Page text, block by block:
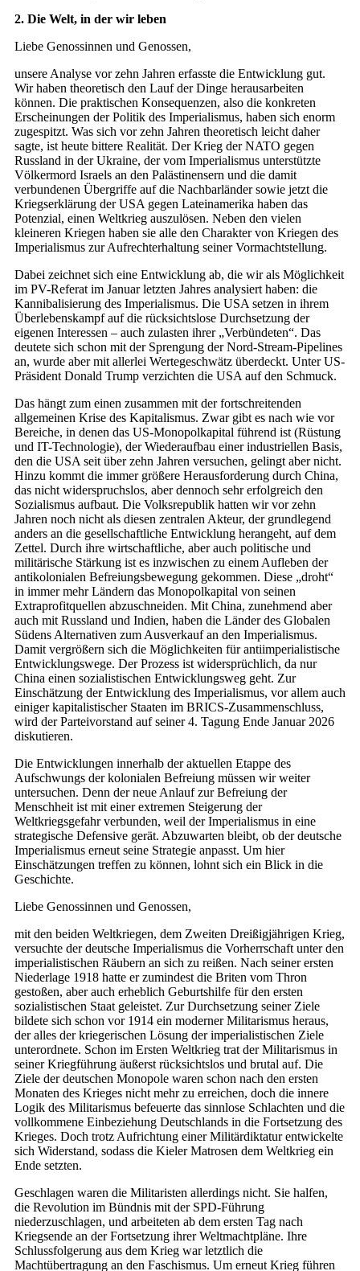
2. Die Welt, in der wir leben
Liebe Genossinnen und Genossen,
unsere Analyse vor zehn Jahren erfasste die Entwicklung gut.
Wir haben theoretisch den Lauf der Dinge herausarbeiten
können. Die praktischen Konsequenzen, also die konkreten
Erscheinungen der Politik des Imperialismus, haben sich enorm
zugespitzt. Was sich vor zehn Jahren theoretisch leicht daher
sagte, ist heute bittere Realität. Der Krieg der NATO gegen
Russland in der Ukraine, der vom Imperialismus unterstützte
Völkermord Israels an den Palästinensern und die damit
verbundenen Übergriffe auf die Nachbarländer sowie jetzt die
Kriegserklärung der USA gegen Lateinamerika haben das
Potenzial, einen Weltkrieg auszulösen. Neben den vielen
kleineren Kriegen haben sie alle den Charakter von Kriegen des
Imperialismus zur Aufrechterhaltung seiner Vormachtstellung.
Dabei zeichnet sich eine Entwicklung ab, die wir als Möglichkeit
im PV-Referat im Januar letzten Jahres analysiert haben: die
Kannibalisierung des Imperialismus. Die USA setzen in ihrem
Überlebenskampf auf die rücksichtslose Durchsetzung der
eigenen Interessen – auch zulasten ihrer „Verbündeten“. Das
deutete sich schon mit der Sprengung der Nord-Stream-Pipelines
an, wurde aber mit allerlei Wertegeschwätz überdeckt. Unter US-
Präsident Donald Trump verzichten die USA auf den Schmuck.
Das hängt zum einen zusammen mit der fortschreitenden
allgemeinen Krise des Kapitalismus. Zwar gibt es nach wie vor
Bereiche, in denen das US-Monopolkapital führend ist (Rüstung
und IT-Technologie), der Wiederaufbau einer industriellen Basis,
den die USA seit über zehn Jahren versuchen, gelingt aber nicht.
Hinzu kommt die immer größere Herausforderung durch China,
das nicht widerspruchslos, aber dennoch sehr erfolgreich den
Sozialismus aufbaut. Die Volksrepublik hatten wir vor zehn
Jahren noch nicht als diesen zentralen Akteur, der grundlegend
anders an die gesellschaftliche Entwicklung herangeht, auf dem
Zettel. Durch ihre wirtschaftliche, aber auch politische und
militärische Stärkung ist es inzwischen zu einem Aufleben der
antikolonialen Befreiungsbewegung gekommen. Diese „droht“
in immer mehr Ländern das Monopolkapital von seinen
Extraprofitquellen abzuschneiden. Mit China, zunehmend aber
auch mit Russland und Indien, haben die Länder des Globalen
Südens Alternativen zum Ausverkauf an den Imperialismus.
Damit vergrößern sich die Möglichkeiten für antiimperialistische
Entwicklungswege. Der Prozess ist widersprüchlich, da nur
China einen sozialistischen Entwicklungsweg geht. Zur
Einschätzung der Entwicklung des Imperialismus, vor allem auch
einiger kapitalistischer Staaten im BRICS-Zusammenschluss,
wird der Parteivorstand auf seiner 4. Tagung Ende Januar 2026
diskutieren.
Die Entwicklungen innerhalb der aktuellen Etappe des
Aufschwungs der kolonialen Befreiung müssen wir weiter
untersuchen. Denn der neue Anlauf zur Befreiung der
Menschheit ist mit einer extremen Steigerung der
Weltkriegsgefahr verbunden, weil der Imperialismus in eine
strategische Defensive gerät. Abzuwarten bleibt, ob der deutsche
Imperialismus erneut seine Strategie anpasst. Um hier
Einschätzungen treffen zu können, lohnt sich ein Blick in die
Geschichte.
Liebe Genossinnen und Genossen,
mit den beiden Weltkriegen, dem Zweiten Dreißigjährigen Krieg,
versuchte der deutsche Imperialismus die Vorherrschaft unter den
imperialistischen Räubern an sich zu reißen. Nach seiner ersten
Niederlage 1918 hatte er zumindest die Briten vom Thron
gestoßen, aber auch erheblich Geburtshilfe für den ersten
sozialistischen Staat geleistet. Zur Durchsetzung seiner Ziele
bildete sich schon vor 1914 ein moderner Militarismus heraus,
der alles der kriegerischen Lösung der imperialistischen Ziele
unterordnete. Schon im Ersten Weltkrieg trat der Militarismus in
seiner Kriegführung äußerst rücksichtslos und brutal auf. Die
Ziele der deutschen Monopole waren schon nach den ersten
Monaten des Krieges nicht mehr zu erreichen, doch die innere
Logik des Militarismus befeuerte das sinnlose Schlachten und die
vollkommene Einbeziehung Deutschlands in die Fortsetzung des
Krieges. Doch trotz Aufrichtung einer Militärdiktatur entwickelte
sich Widerstand, sodass die Kieler Matrosen dem Weltkrieg ein
Ende setzten.
Geschlagen waren die Militaristen allerdings nicht. Sie halfen,
die Revolution im Bündnis mit der SPD-Führung
niederzuschlagen, und arbeiteten ab dem ersten Tag nach
Kriegsende an der Fortsetzung ihrer Weltmachtpläne. Ihre
Schlussfolgerung aus dem Krieg war letztlich die
Machtübertragung an den Faschismus. Um erneut Krieg führen